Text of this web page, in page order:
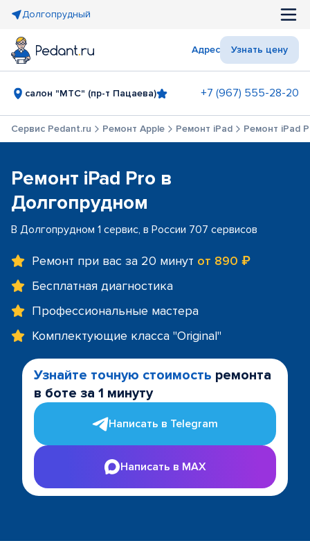
Долгопрудный
Адрес Узнать цену
салон "МТС" (пр-т Пацаева) +7 (967) 555-28-20
Сервис Pedant.ru Ремонт Apple Ремонт iPad Ремонт iPad
Ремонт iPad Pro в
Долгопрудном
В Долгопрудном 1 сервис, в России 707 сервисов
Ремонт при вас за 20 минут от 890 ₽
Бесплатная диагностика
Профессиональные мастера
Комплектующие класса "Original"
Узнайте точную стоимость ремонта
в боте за 1 минуту
Написать в Telegram
Написать в MAX